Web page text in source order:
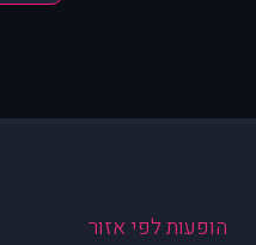
הופעות לפי אזור